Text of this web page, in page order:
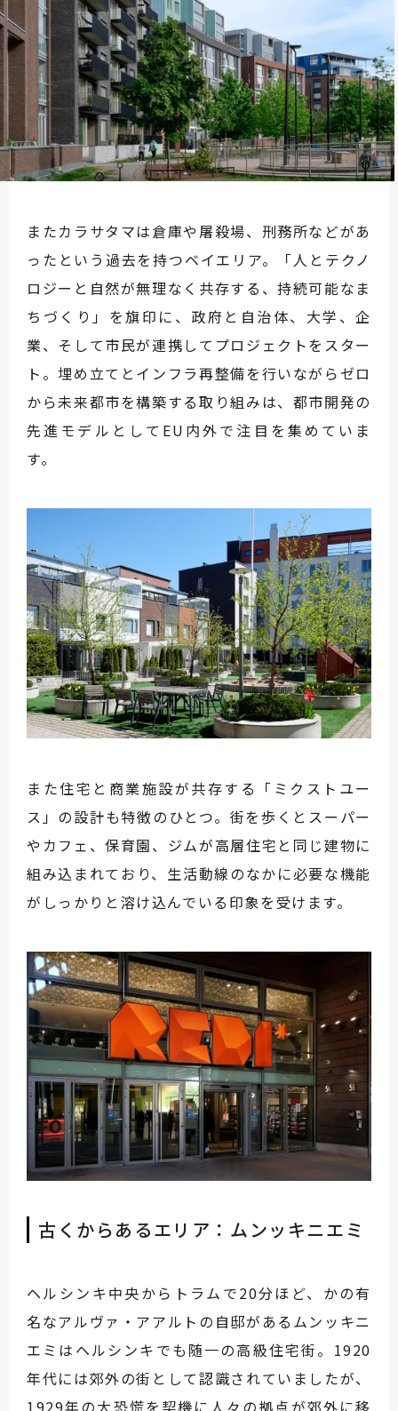
またカラサタマは倉庫や屠殺場、刑務所などがあ
ったという過去を持つベイエリア。「人とテクノ
ロジーと自然が無理なく共存する、持続可能なま
ちづくり」を旗印に、政府と自治体、大学、企
業、そして市民が連携してプロジェクトをスター
ト。埋め立てとインフラ再整備を行いながらゼロ
から未来都市を構築する取り組みは、都市開発の
先進モデルとしてEU内外で注目を集めていま
す。
また住宅と商業施設が共存する「ミクストユー
ス」の設計も特徴のひとつ。街を歩くとスーパー
やカフェ、保育園、ジムが高層住宅と同じ建物に
組み込まれており、生活動線のなかに必要な機能
がしっかりと溶け込んでいる印象を受けます。
古くからあるエリア：ムンッキニエミ
ヘルシンキ中央からトラムで20分ほど、かの有
名なアルヴァ・アアルトの自邸があるムンッキニ
エミはヘルシンキでも随一の高級住宅街。1920
年代には郊外の街として認識されていましたが、
1929年の大恐慌を契機に人々の拠点が郊外に移